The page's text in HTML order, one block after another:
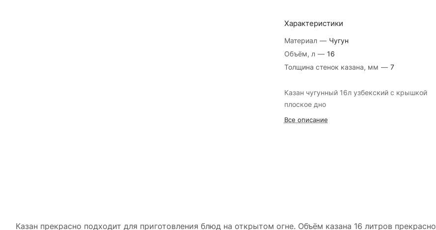
Характеристики
Материал — Чугун
Объём, л — 16
Толщина стенок казана, мм — 7
Казан чугунный 16л узбекский с крышкой
плоское дно
Все описание
Казан прекрасно подходит для приготовления блюд на открытом огне. Объём казана 16 литров